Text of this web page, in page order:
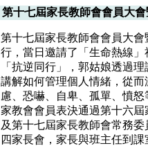
第十七屆家長教師會會員大
第十七屆家長教師會會員大
行，當日邀請了「生命熱線」
「抗逆同行」，郭姑娘透過
講解如何管理個人情緒，從
慮、恐嚇、自卑、孤單、憤怒
家教會會員表決通過第十六
及第十七屆家長教師會常務
四家長會，家長與班主任到